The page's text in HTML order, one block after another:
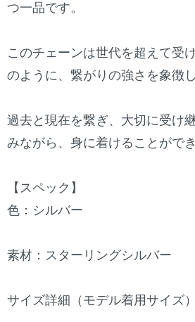
つ一品です。
このチェーンは世代を超えて受
のように、繋がりの強さを象徴し
過去と現在を繋ぎ、大切に受け
みながら、身に着けることができ
【スペック】
色：シルバー
素材：スターリングシルバー
サイズ詳細（モデル着用サイズ